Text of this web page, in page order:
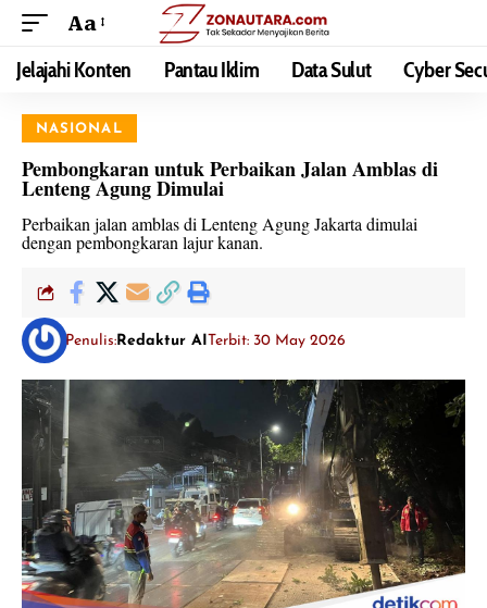
Aa
Jelajahi Konten Pantau Iklim Data Sulut Cyber
NASIONAL
Pembongkaran untuk Perbaikan Jalan Amblas di
Lenteng Agung Dimulai
Perbaikan jalan amblas di Lenteng Agung Jakarta dimulai
dengan pembongkaran lajur kanan.
Penulis: Redaktur AITerbit: 30 May 2026